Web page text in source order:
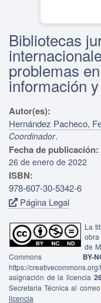
Bibliotecas
problemas
información
Autor(es):
Hernández Pacheco,
Coordinador.
Fecha de publicación:
26 de enero de 2022
ISBN:
978-607-30-5342-6
Página Legal
La
obra
de
Commons
https://
asignación de la licencia
Secretaria Técnica al
licencia